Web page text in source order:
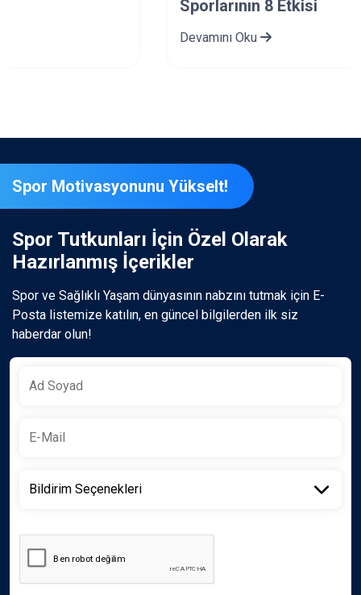
Spor Motivasyonunu Yükselt!
Spor Tutkunları İçin Özel Olarak
Hazırlanmış İçerikler
Spor ve Sağlıklı Yaşam dünyasının nabzını tutmak için E-
Posta listemize katılın, en güncel bilgilerden ilk siz
haberdar olun!